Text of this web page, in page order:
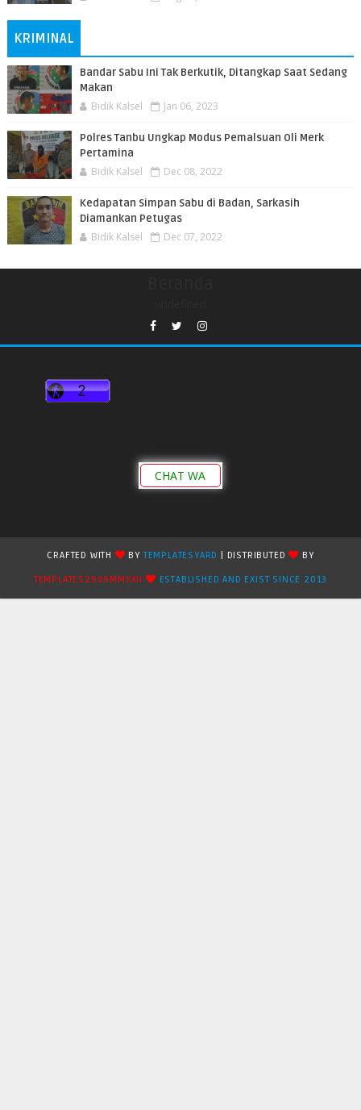
KRIMINAL
Bandar Sabu Ini Tak Berkutik, Ditangkap Saat Sedang
Makan
Bidik Kalsel Jan 06, 2023
Polres Tanbu Ungkap Modus Pemalsuan Oli Merk
Pertamina
Bidik Kalsel Dec 08, 2022
Kedapatan Simpan Sabu di Badan, Sarkasih
Diamankan Petugas
Bidik Kalsel Dec 07, 2022
CHAT WA
CRAFTED WITH BYTEMPLATESYARD | DISTRIBUTED
BY
TEMPLATES2909MMXXII
ESTABLISHED AND EXIST SINCE 2013